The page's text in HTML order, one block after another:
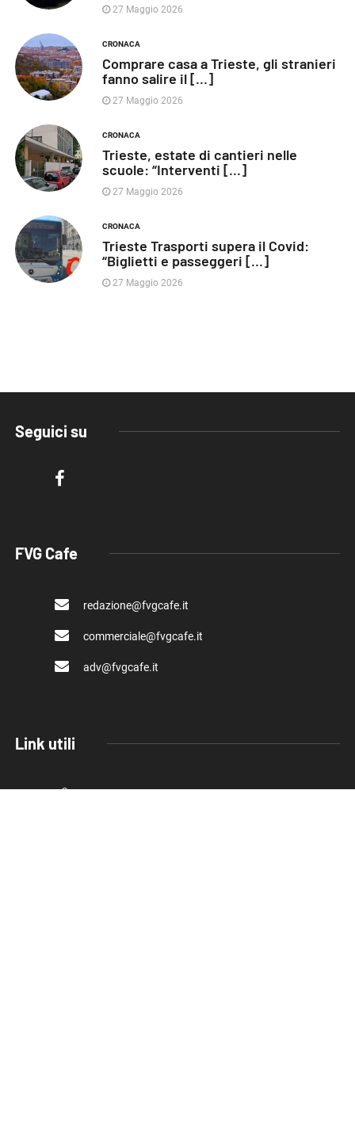
27 Maggio 2026
CRONACA
Comprare casa a Trieste, gli stranieri
fanno salire il [...]
27 Maggio 2026
CRONACA
Trieste, estate di cantieri nelle
scuole: “Interventi [...]
27 Maggio 2026
CRONACA
Trieste Trasporti supera il Covid:
“Biglietti e passeggeri [...]
27 Maggio 2026
Seguici su
FVG Cafe
redazione@fvgcafe.it
commerciale@fvgcafe.it
adv@fvgcafe.it
Link utili